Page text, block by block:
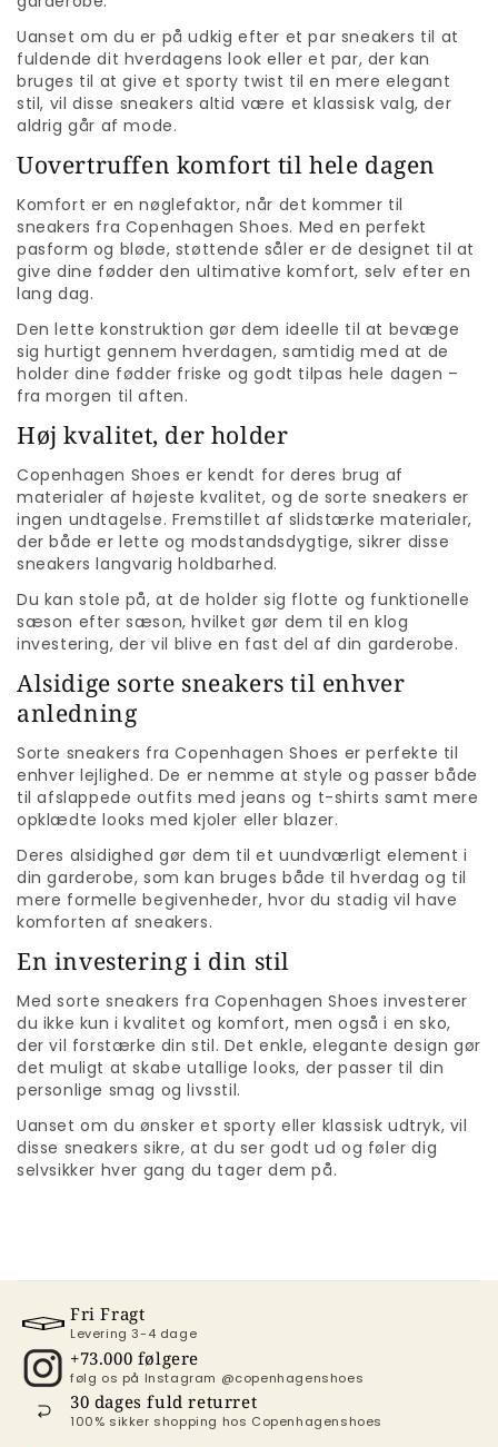
Uanset om du er på udkig efter et par sneakers til at
fuldende dit hverdagens look eller et par, der kan
bruges til at give et sporty twist til en mere elegant
stil, vil disse sneakers altid være et klassisk valg, der
aldrig går af mode.
Uovertruffen komfort til hele dagen
Komfort er en nøglefaktor, når det kommer til
sneakers fra Copenhagen Shoes. Med en perfekt
pasform og bløde, støttende såler er de designet til at
give dine fødder den ultimative komfort, selv efter en
lang dag.
Den lette konstruktion gør dem ideelle til at bevæge
sig hurtigt gennem hverdagen, samtidig med at de
holder dine fødder friske og godt tilpas hele dagen –
fra morgen til aften.
Høj kvalitet, der holder
Copenhagen Shoes er kendt for deres brug af
materialer af højeste kvalitet, og de sorte sneakers er
ingen undtagelse. Fremstillet af slidstærke materialer,
der både er lette og modstandsdygtige, sikrer disse
sneakers langvarig holdbarhed.
Du kan stole på, at de holder sig flotte og funktionelle
sæson efter sæson, hvilket gør dem til en klog
investering, der vil blive en fast del af din garderobe.
Alsidige sorte sneakers til enhver
anledning
Sorte sneakers fra Copenhagen Shoes er perfekte til
enhver lejlighed. De er nemme at style og passer både
til afslappede outfits med jeans og t-shirts samt mere
opklædte looks med kjoler eller blazer.
Deres alsidighed gør dem til et uundværligt element i
din garderobe, som kan bruges både til hverdag og til
mere formelle begivenheder, hvor du stadig vil have
komforten af sneakers.
En investering i din stil
Med sorte sneakers fra Copenhagen Shoes investerer
du ikke kun i kvalitet og komfort, men også i en sko,
der vil forstærke din stil. Det enkle, elegante design gør
det muligt at skabe utallige looks, der passer til din
personlige smag og livsstil.
Uanset om du ønsker et sporty eller klassisk udtryk, vil
disse sneakers sikre, at du ser godt ud og føler dig
selvsikker hver gang du tager dem på.
Fri Fragt
Levering 3-4 dage
+73.000 følgere
følg os på Instagram @copenhagenshoes
30 dages fuld returret
100% sikker shopping hos Copenhagenshoes